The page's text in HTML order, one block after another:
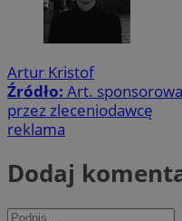
Artur Kristof
Źródło: Art.
przez zleceniodawcę
reklama
Dodaj